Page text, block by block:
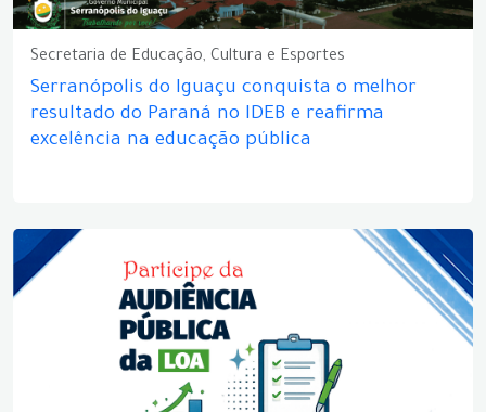
Secretaria de Educação, Cultura e Esportes
Serranópolis do Iguaçu conquista o melhor
resultado do Paraná no IDEB e reafirma
excelência na educação pública